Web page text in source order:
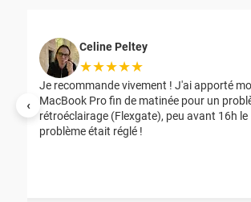
‹
Celine Peltey
★★★★★
Je recommande vivement ! J'ai apporté
MacBook Pro fin de matinée pour un
rétroéclairage (Flexgate), peu avant 16h le
problème était réglé !